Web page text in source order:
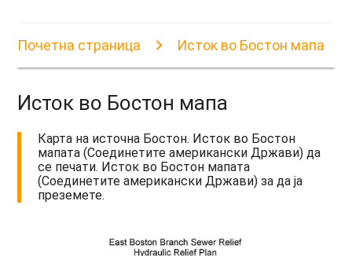
Почетна страница Исток во Бостон мапа
Исток во Бостон мапа
Карта на источна Бостон. Исток во Бостон
мапата (Соединетите американски Држави) да
се печати. Исток во Бостон мапата
(Соединетите американски Држави) за да ја
преземете.